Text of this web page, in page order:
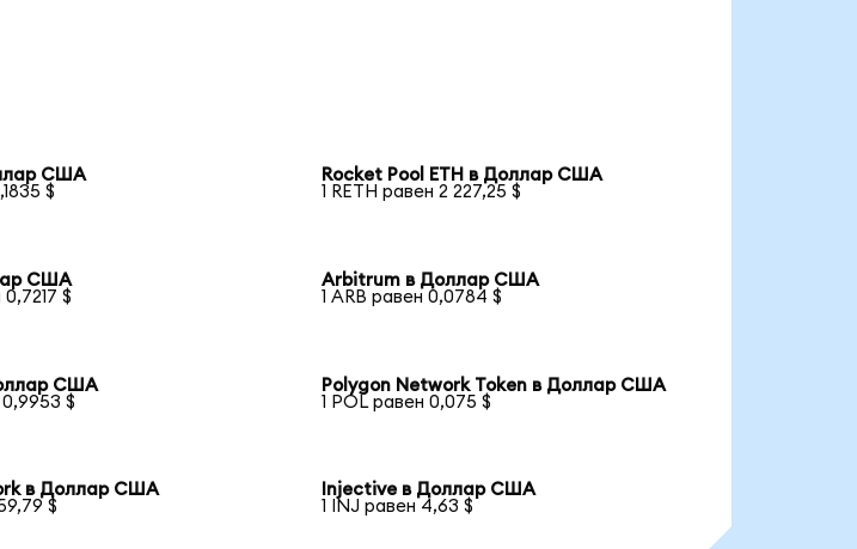
США
$
Rocket Pool ETH в Доллар США
1 RETH равен 2 227,25 $
США
$
Arbitrum в Доллар США
1 ARB равен 0,0784 $
США
0,9953 $
Polygon Network Token в Доллар США
1 POL равен 0,075 $
в Доллар США
$
Injective в Доллар США
1 INJ равен 4,63 $